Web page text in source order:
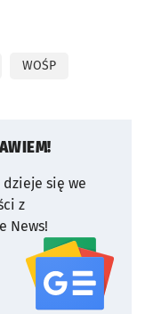
WOŚP
się we
z
News!
serwisu